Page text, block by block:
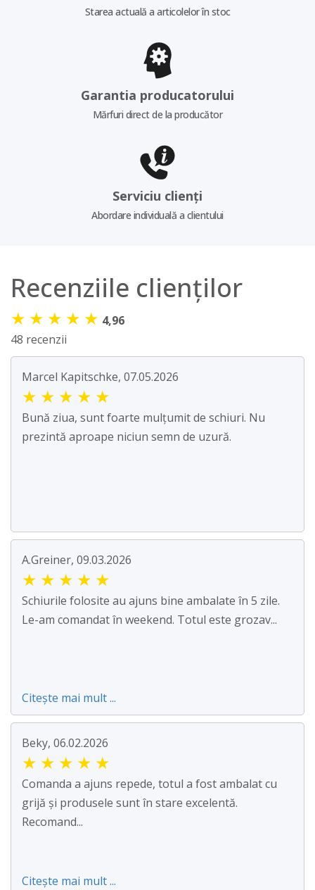
Starea actuală a articolelor în stoc
Garantia producatorului
Mărfuri direct de la producător
Serviciu clienți
Abordare individuală a clientului
Recenziile clienților
★ ★ ★ ★ ★ 4,96
48 recenzii
Marcel Kapitschke, 07.05.2026
★ ★ ★ ★ ★
Bună ziua, sunt foarte mulțumit de schiuri. Nu
prezintă aproape niciun semn de uzură.
A.Greiner, 09.03.2026
★ ★ ★ ★ ★
Schiurile folosite au ajuns bine ambalate în 5 zile.
Le-am comandat în weekend. Totul este grozav...
Citește mai mult ...
Beky, 06.02.2026
★ ★ ★ ★ ★
Comanda a ajuns repede, totul a fost ambalat cu
grijă și produsele sunt în stare excelentă.
Recomand...
Citește mai mult ...